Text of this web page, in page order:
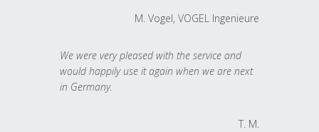
M. Vogel, VOGEL Ingenieure
We were very pleased with the service and
would happily use it again when we are next
in Germany.
T. M.